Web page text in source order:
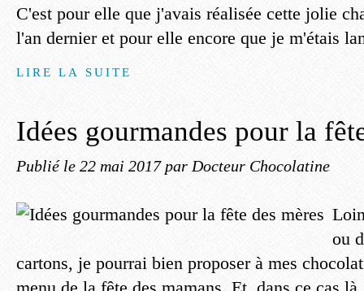
C'est pour elle que j'avais réalisée cette jolie
l'an dernier et pour elle encore que je m'étais
LIRE LA SUITE
Idées gourmandes pour la
Publié le 22 mai 2017 par Docteur Chocolatine
ou
cartons, je pourrai bien proposer à mes